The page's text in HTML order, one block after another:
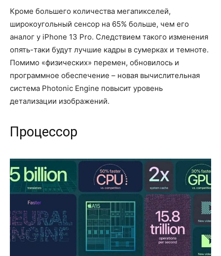
Кроме большего количества мегапикселей,
широкоугольный сенсор на 65% больше, чем его
аналог у iPhone 13 Pro. Следствием такого изменения
опять-таки будут лучшие кадры в сумерках и темноте.
Помимо «физических» перемен, обновилось и
программное обеспечение – новая вычислительная
система Photonic Engine повысит уровень
детализации изображений.
Процессор